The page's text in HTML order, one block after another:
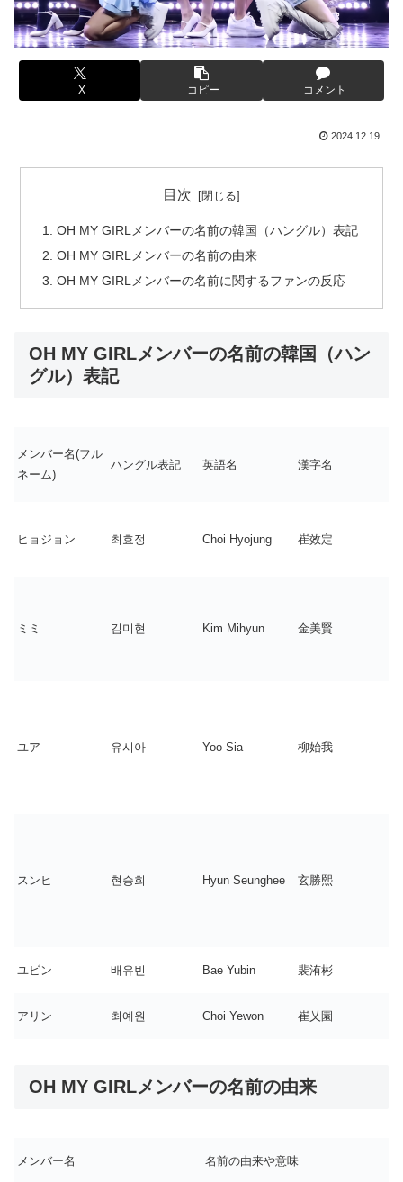
X コピー コメント
2024.12.19
目次
OH MY GIRLメンバーの名前の韓国（ハングル）表記
OH MY GIRLメンバーの名前の由来
OH MY GIRLメンバーの名前に関するファンの反応
OH MY GIRLメンバーの名前の韓国（ハン
グル）表記
メンバー名(フル
ネーム)
ハングル表記 英語名 漢字名
ヒョジョン 최효정 Choi Hyojung 崔效定
ミミ 김미현 Kim Mihyun 金美賢
ユア 유시아 Yoo Sia 柳始我
スンヒ 현승희 Hyun Seunghee 玄勝熙
ユビン 배유빈 Bae Yubin 裴洧彬
アリン 최예원 Choi Yewon 崔乂園
OH MY GIRLメンバーの名前の由来
メンバー名 名前の由来や意味